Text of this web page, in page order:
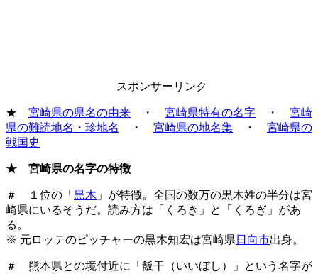
スポンサーリンク
★ 宮崎県の県名の由来 ・ 宮崎県特有の名字 ・ 宮崎
県の難読地名・珍地名
・ 宮崎県の地名集 ・ 宮崎県の
戦国史
★ 宮崎県の名字の特徴
＃ １位の「 黒木 」が特徴。全国の数万の黒木姓の半分は宮
崎県にいるそうだ。読み方は「くろき」と「くろぎ」があ
る。
※ 元ロッテのピッチャーの黒木知宏は宮崎県 日向市出身。
＃ 熊本県との境付近に「飯干（いいぼし）」という名字が